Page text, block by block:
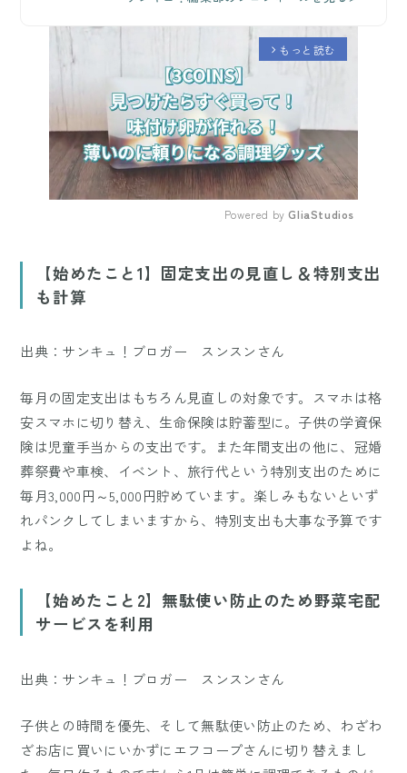
arrow_forward_ios もっと読む
Powered by GliaStudios
【始めたこと1】固定支出の見直し＆特別支出
も計算
出典：サンキュ！ブロガー スンスンさん
毎月の固定支出はもちろん見直しの対象です。スマホは格
安スマホに切り替え、生命保険は貯蓄型に。子供の学資保
険は児童手当からの支出です。また年間支出の他に、冠婚
葬祭費や車検、イベント、旅行代という特別支出のために
毎月3,000円～5,000円貯めています。楽しみもないといず
れパンクしてしまいますから、特別支出も大事な予算です
よね。
【始めたこと2】無駄使い防止のため野菜宅配
サービスを利用
出典：サンキュ！ブロガー スンスンさん
子供との時間を優先、そして無駄使い防止のため、わざわ
ざお店に買いにいかずにエフコープさんに切り替えまし